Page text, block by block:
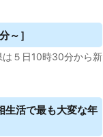
～］
は５日10時30分から新
生活で最も大変な年